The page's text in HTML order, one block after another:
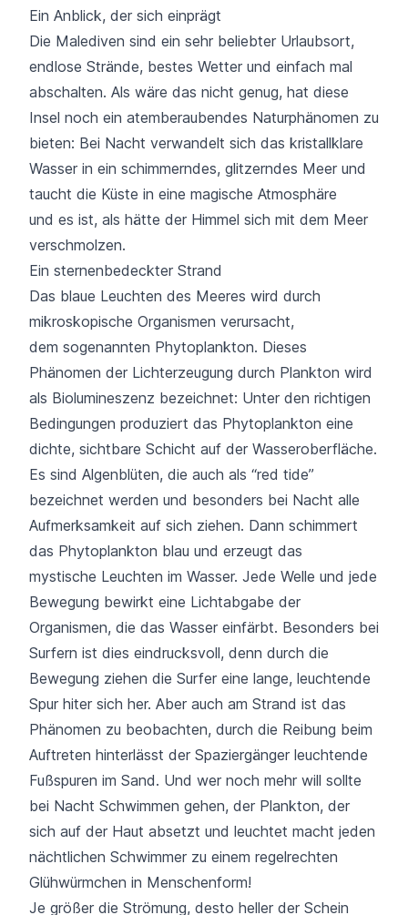
Ein Anblick, der sich einprägt
Die Malediven sind ein sehr beliebter Urlaubsort,
endlose Strände, bestes Wetter und einfach mal
abschalten. Als wäre das nicht genug, hat diese
Insel noch ein atemberaubendes Naturphänomen zu
bieten: Bei Nacht verwandelt sich das kristallklare
Wasser in ein schimmerndes, glitzerndes Meer und
taucht die Küste in eine magische Atmosphäre
und es ist, als hätte der Himmel sich mit dem Meer
verschmolzen.
Ein sternenbedeckter Strand
Das blaue Leuchten des Meeres wird durch
mikroskopische Organismen verursacht,
dem sogenannten Phytoplankton. Dieses
Phänomen der Lichterzeugung durch Plankton wird
als Biolumineszenz bezeichnet: Unter den richtigen
Bedingungen produziert das Phytoplankton eine
dichte, sichtbare Schicht auf der Wasseroberfläche.
Es sind Algenblüten, die auch als “red tide”
bezeichnet werden und besonders bei Nacht alle
Aufmerksamkeit auf sich ziehen. Dann schimmert
das Phytoplankton blau und erzeugt das
mystische Leuchten im Wasser. Jede Welle und jede
Bewegung bewirkt eine Lichtabgabe der
Organismen, die das Wasser einfärbt. Besonders bei
Surfern ist dies eindrucksvoll, denn durch die
Bewegung ziehen die Surfer eine lange, leuchtende
Spur hiter sich her. Aber auch am Strand ist das
Phänomen zu beobachten, durch die Reibung beim
Auftreten hinterlässt der Spaziergänger leuchtende
Fußspuren im Sand. Und wer noch mehr will sollte
bei Nacht Schwimmen gehen, der Plankton, der
sich auf der Haut absetzt und leuchtet macht jeden
nächtlichen Schwimmer zu einem regelrechten
Glühwürmchen in Menschenform!
Je größer die Strömung, desto heller der Schein